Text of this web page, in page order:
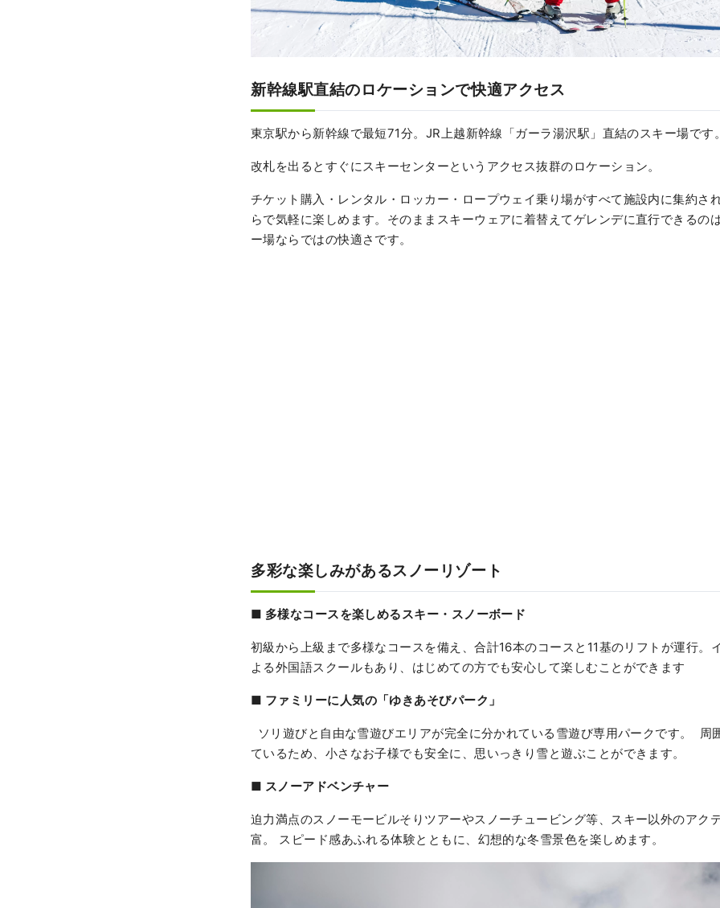
新幹線駅直結のロケーションで快適アクセス
東京駅から新幹線で最短71分。JR上越新幹線「ガーラ湯沢駅」直結のスキー場です
改札を出るとすぐにスキーセンターというアクセス抜群のロケーション。
チケット購入・レンタル・ロッカー・ロープウェイ乗り場がすべて施設内に集約さ
らで気軽に楽しめます。そのままスキーウェアに着替えてゲレンデに直行できるの
ー場ならではの快適さです。
多彩な楽しみがあるスノーリゾート
■ 多様なコースを楽しめるスキー・スノーボード
初級から上級まで多様なコースを備え、合計16本のコースと11基のリフトが運行。
よる外国語スクールもあり、はじめての方でも安心して楽しむことができます
■ ファミリーに人気の「ゆきあそびパーク」
ソリ遊びと自由な雪遊びエリアが完全に分かれている雪遊び専用パークです。 周
ているため、小さなお子様でも安全に、思いっきり雪と遊ぶことができます。
■ スノーアドベンチャー
迫力満点のスノーモービルそりツアーやスノーチュービング等、スキー以外のアク
富。 スピード感あふれる体験とともに、幻想的な冬雪景色を楽しめます。